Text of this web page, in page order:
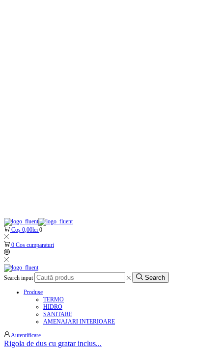
Coș 0,00lei 0
0 Cos cumparaturi
Search input Search
Produse
TERMO
HIDRO
SANITARE
AMENAJARI INTERIOARE
Autentificare
Rigola de dus cu gratar inclus...